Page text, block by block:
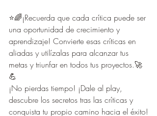
⭐🌈¡Recuerda que cada crítica puede ser
una oportunidad de crecimiento y
aprendizaje! Convierte esas críticas en
aliadas y utilízalas para alcanzar tus
metas y triunfar en todos tus proyectos.🚀
💪
¡No pierdas tiempo! ¡Dale al play,
descubre los secretos tras las críticas y
conquista tu propio camino hacia el éxito!